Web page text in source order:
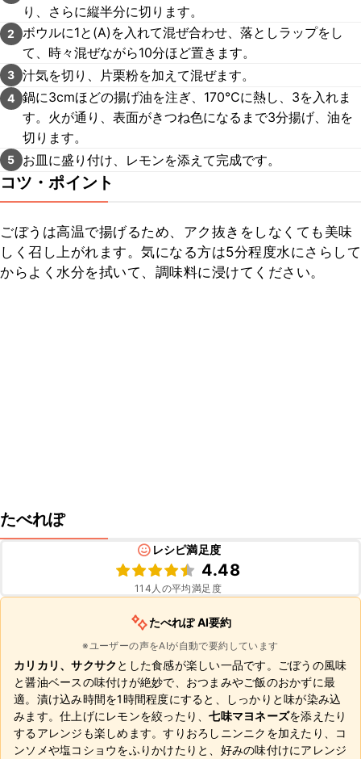
り、さらに縦半分に切ります。
2
ボウルに1と(A)を入れて混ぜ合わせ、落としラップをし
て、時々混ぜながら10分ほど置きます。
3 汁気を切り、片栗粉を加えて混ぜます。
4 鍋に3cmほどの揚げ油を注ぎ、170℃に熱し、3を入れま
す。火が通り、表面がきつね色になるまで3分揚げ、油を
切ります。
5 お皿に盛り付け、レモンを添えて完成です。
コツ・ポイント
ごぼうは高温で揚げるため、アク抜きをしなくても美味
しく召し上がれます。気になる方は5分程度水にさらして
からよく水分を拭いて、調味料に浸けてください。
たべれぽ
レシピ満足度
4.48
114 人の平均満足度
たべれぽ AI要約
※ユーザーの声をAIが自動で要約しています
カリカリ、サクサク とした食感が楽しい一品です。ごぼうの風味
と醤油ベースの味付けが絶妙で、おつまみやご飯のおかずに最
適。漬け込み時間を1時間程度にすると、しっかりと味が染み込
みます。仕上げにレモンを絞ったり、七味マヨネーズを添えたり
するアレンジも楽しめます。すりおろしニンニクを加えたり、コ
ンソメや塩コショウをふりかけたりと、好みの味付けにアレンジ